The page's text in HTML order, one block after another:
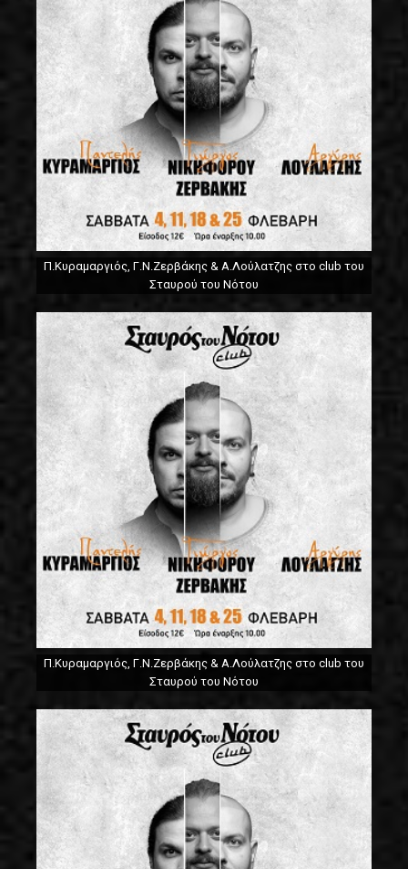
Π.Κυραμαργιός, Γ.Ν.Ζερβάκης & Α.Λούλατζης στο club του
Σταυρού του Νότου
Π.Κυραμαργιός, Γ.Ν.Ζερβάκης & Α.Λούλατζης στο club του
Σταυρού του Νότου